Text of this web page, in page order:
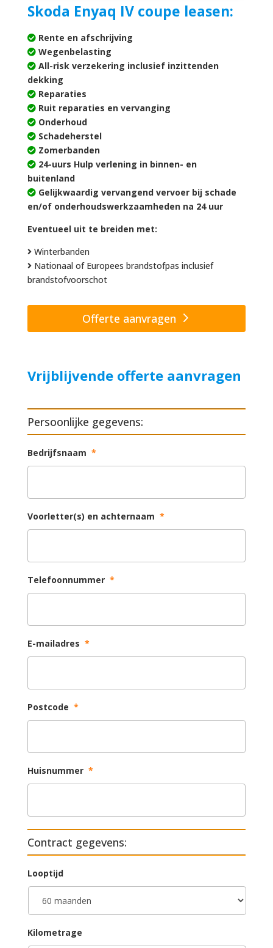
Skoda Enyaq IV coupe leasen:
Rente en afschrijving
Wegenbelasting
All-risk verzekering inclusief inzittenden
dekking
Reparaties
Ruit reparaties en vervanging
Onderhoud
Schadeherstel
Zomerbanden
24-uurs Hulp verlening in binnen- en
buitenland
Gelijkwaardig vervangend vervoer bij schade
en/of onderhoudswerkzaamheden na 24 uur
Eventueel uit te breiden met:
Winterbanden
Nationaal of Europees brandstofpas inclusief
brandstofvoorschot
Offerte aanvragen
Vrijblijvende offerte aanvragen
Persoonlijke gegevens:
Bedrijfsnaam *
Voorletter(s) en achternaam *
Telefoonnummer *
E-mailadres *
Postcode *
Huisnummer *
Contract gegevens:
Looptijd
Kilometrage